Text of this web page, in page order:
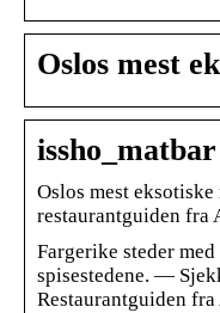
Oslos mest
Oslos mest
restaurantguiden fra
Fargerike steder
spisestedene. —
Restaurantguiden